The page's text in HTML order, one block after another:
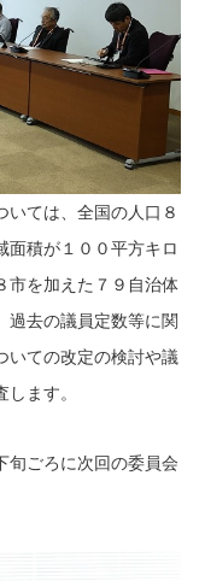
いては、全国の人口８
面積が１００平方キロ
市を加えた７９自治体
過去の議員定数等に関
いての改定の検討や議
ます。
旬ごろに次回の委員会